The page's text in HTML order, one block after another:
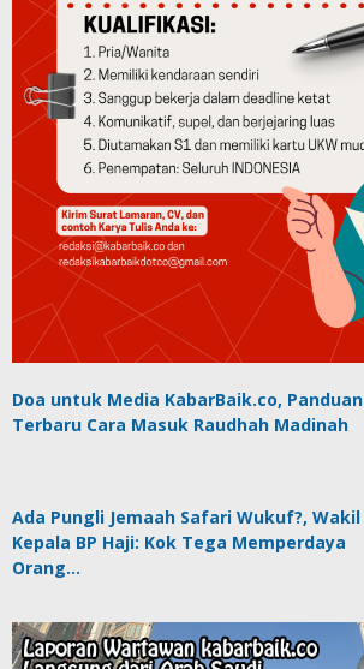
Doa untuk Media KabarBaik.co, Panduan
Terbaru Cara Masuk Raudhah Madinah
Ada Pungli Jemaah Safari Wukuf?, Wakil
Kepala BP Haji: Kok Tega Memperdaya
Orang…